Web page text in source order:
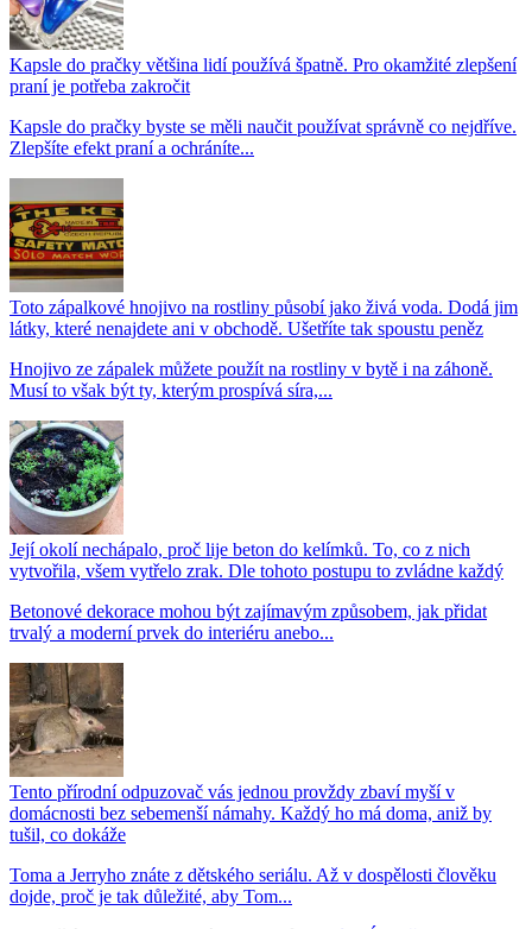
Kapsle do pračky většina lidí používá špatně. Pro okamžité zlepšení
praní je potřeba zakročit
Kapsle do pračky byste se měli naučit používat správně co nejdříve.
Zlepšíte efekt praní a ochráníte...
Toto zápalkové hnojivo na rostliny působí jako živá voda. Dodá jim
látky, které nenajdete ani v obchodě. Ušetříte tak spoustu peněz
Hnojivo ze zápalek můžete použít na rostliny v bytě i na záhoně.
Musí to však být ty, kterým prospívá síra,...
Její okolí nechápalo, proč lije beton do kelímků. To, co z nich
vytvořila, všem vytřelo zrak. Dle tohoto postupu to zvládne každý
Betonové dekorace mohou být zajímavým způsobem, jak přidat
trvalý a moderní prvek do interiéru anebo...
Tento přírodní odpuzovač vás jednou provždy zbaví myší v
domácnosti bez sebemenší námahy. Každý ho má doma, aniž by
tušil, co dokáže
Toma a Jerryho znáte z dětského seriálu. Až v dospělosti člověku
dojde, proč je tak důležité, aby Tom...